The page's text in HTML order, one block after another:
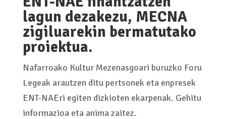
lagun dezakezu, MECNA
zigiluarekin bermatutako
proiektua.
Nafarroako Kultur Mezenasgoari buruzko Foru
Legeak arautzen ditu pertsonek eta enpresek
ENT-NAEri egiten dizkioten ekarpenak. Gehitu
informazioa eta anima zaitez.